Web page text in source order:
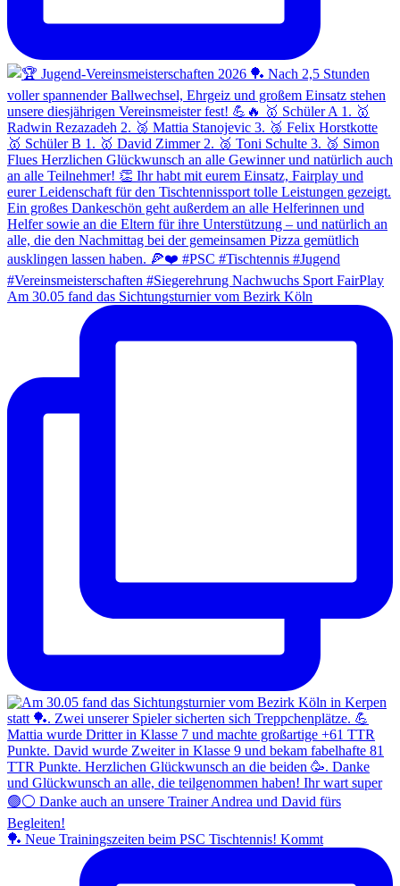
Am 30.05 fand das Sichtungsturnier vom Bezirk Köln
🏓 Neue Trainingszeiten beim PSC Tischtennis! Kommt